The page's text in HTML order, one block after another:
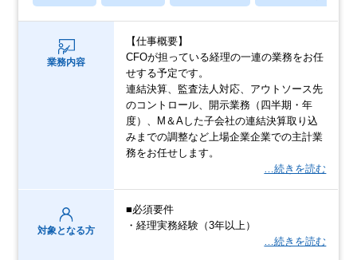
業務内容
【仕事概要】
CFOが担っている経理の一連の業務をお任
せする予定です。
連結決算、監査法人対応、アウトソース先
のコントロール、開示業務（四半期・年
度）、M＆Aした子会社の連結決算取り込
みまでの調整など上場企業企業での主計業
務をお任せします。
…続きを読む
対象となる方
■必須要件
・経理実務経験（3年以上）
…続きを読む